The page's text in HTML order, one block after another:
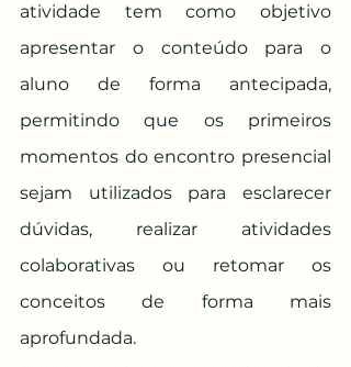
atividade tem como objetivo
apresentar o conteúdo para o
aluno de forma antecipada,
permitindo que os primeiros
momentos do encontro presencial
sejam utilizados para esclarecer
dúvidas, realizar atividades
colaborativas ou retomar os
conceitos de forma mais
aprofundada.